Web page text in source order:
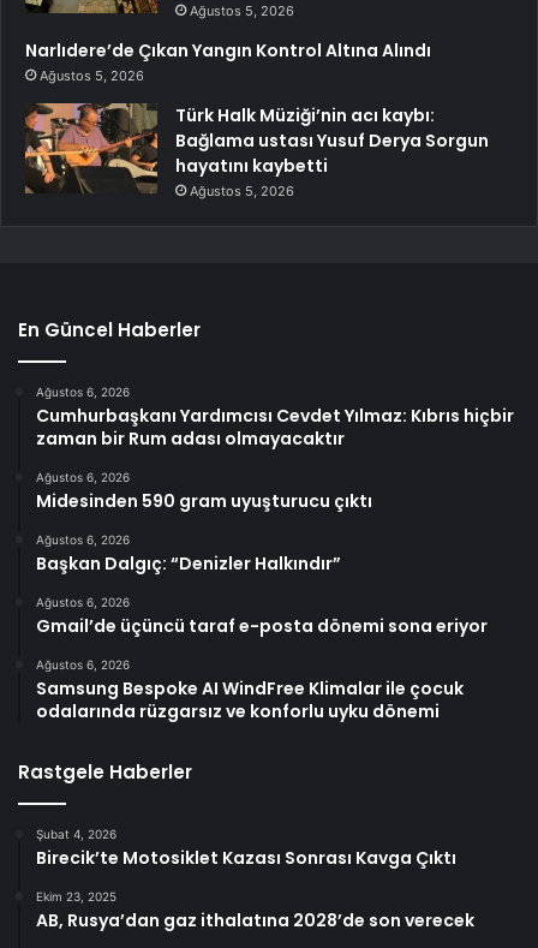
Ağustos 5, 2026
Narlıdere’de Çıkan Yangın Kontrol Altına Alındı
Ağustos 5, 2026
Türk Halk Müziği’nin acı kaybı:
Bağlama ustası Yusuf Derya Sorgun
hayatını kaybetti
Ağustos 5, 2026
En Güncel Haberler
Ağustos 6, 2026
Cumhurbaşkanı Yardımcısı Cevdet Yılmaz: Kıbrıs hiçbir
zaman bir Rum adası olmayacaktır
Ağustos 6, 2026
Midesinden 590 gram uyuşturucu çıktı
Ağustos 6, 2026
Başkan Dalgıç: “Denizler Halkındır”
Ağustos 6, 2026
Gmail’de üçüncü taraf e-posta dönemi sona eriyor
Ağustos 6, 2026
Samsung Bespoke AI WindFree Klimalar ile çocuk
odalarında rüzgarsız ve konforlu uyku dönemi
Rastgele Haberler
Şubat 4, 2026
Birecik’te Motosiklet Kazası Sonrası Kavga Çıktı
Ekim 23, 2025
AB, Rusya’dan gaz ithalatına 2028’de son verecek